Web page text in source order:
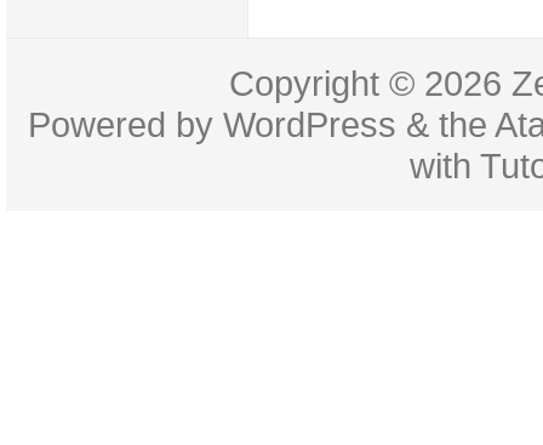
Copyright © 2026
Powered byWordPress & the
with